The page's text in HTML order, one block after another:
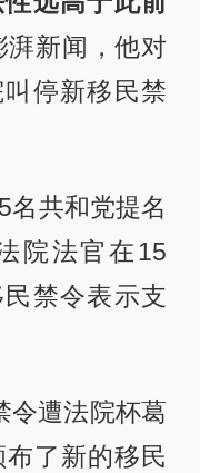
湃新闻，他对
停新移民禁
名共和党提名
院法官在15
禁令表示支
令遭法院杯葛
了新的移民